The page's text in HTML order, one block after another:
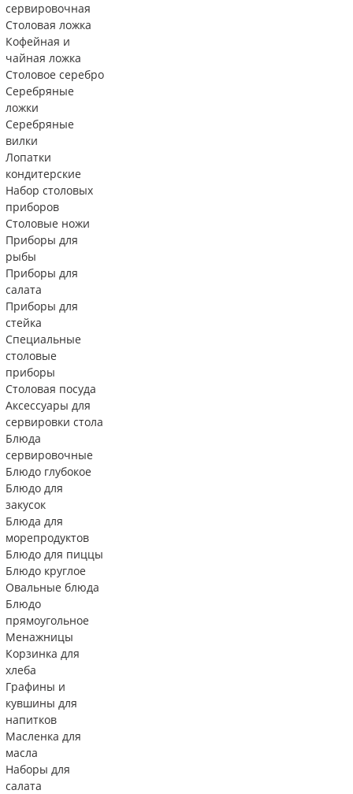
сервировочная
Столовая ложка
Кофейная и
чайная ложка
Столовое серебро
Серебряные
ложки
Серебряные
вилки
Лопатки
кондитерские
Набор столовых
приборов
Столовые ножи
Приборы для
рыбы
Приборы для
салата
Приборы для
стейка
Специальные
столовые
приборы
Столовая посуда
Аксессуары для
сервировки стола
Блюда
сервировочные
Блюдо глубокое
Блюдо для
закусок
Блюда для
морепродуктов
Блюдо для пиццы
Блюдо круглое
Овальные блюда
Блюдо
прямоугольное
Менажницы
Корзинка для
хлеба
Графины и
кувшины для
напитков
Масленка для
масла
Наборы для
салата